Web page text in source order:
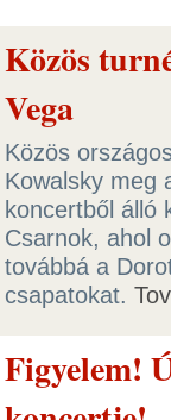
Közös
Vega
Közös
Kowalsky meg
koncertből álló
Csarnok, ahol
továbbá a
csapatokat.
Figyelem!